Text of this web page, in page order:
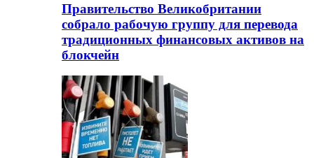
Правительство Великобритании
собрало рабочую группу для перевода
традиционных финансовых активов на
блокчейн